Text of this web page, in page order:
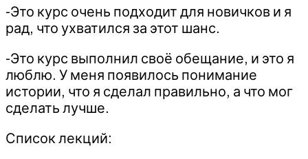
-Это курс очень подходит для новичков и я
рад, что ухватился за этот шанс.
-Это курс выполнил своё обещание, и это я
люблю. У меня появилось понимание
истории, что я сделал правильно, а что мог
сделать лучше.
Список лекций: